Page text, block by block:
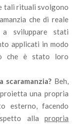
tali rituali svolgono
che di reale
a sviluppare stati
applicati in modo
che è stato loro
Beh,
una propria
esterno, facendo
alla propria